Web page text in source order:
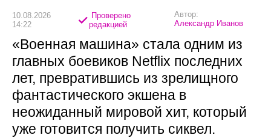
10.08.2026
14:22
Проверено
редакцией
Автор:
Александр Иванов
«Военная машина» стала одним из
главных боевиков Netflix последних
лет, превратившись из зрелищного
фантастического экшена в
неожиданный мировой хит, который
уже готовится получить сиквел.